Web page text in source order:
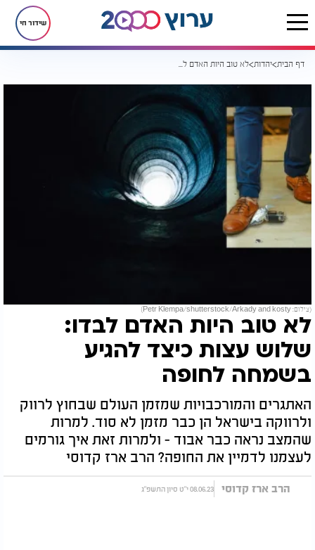
שידור חי
דף הבית יהדות לא טוב היות האדם לבדו: שלוש עצות כיצד להגיע בשמחה לחופה
(צילום: Petr Klempa/shutterstock/Arkady and kosty)
לא טוב היות האדם לבדו:
שלוש עצות כיצד להגיע
בשמחה לחופה
האתגרים והמורכבויות שמזמן העולם שבחוץ לרווק
ולרווקה בישראל הן כבר מזמן לא סוד. למרות
שהמצב נראה כבר אבוד - ולמרות זאת איך גורמים
לעצמנו לדמיין את החופה? הרב ארז קדוסי
הרב ארז קדוסי 08.06.23 י"ט סיון התשפ"ג